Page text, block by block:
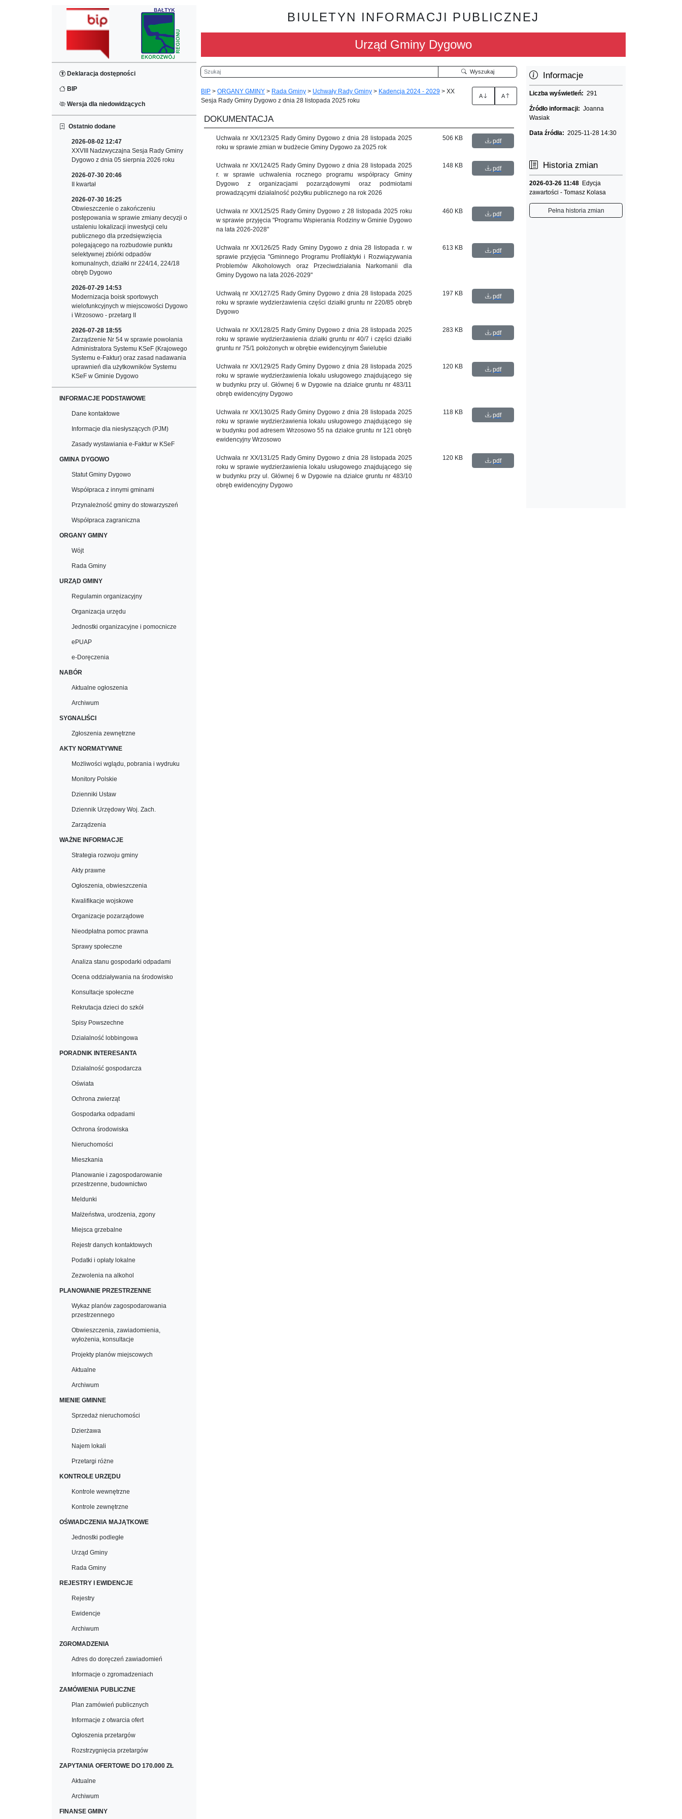
Deklaracja dostępności
BIP
Wersja dla niedowidzących
Ostatnio dodane
2026-08-02 12:47
XXVIII Nadzwyczajna Sesja Rady Gminy
Dygowo z dnia 05 sierpnia 2026 roku
2026-07-30 20:46
II kwartał
2026-07-30 16:25
Obwieszczenie o zakończeniu
postępowania w sprawie zmiany decyzji o
ustaleniu lokalizacji inwestycji celu
publicznego dla przedsięwzięcia
polegającego na rozbudowie punktu
selektywnej zbiórki odpadów
komunalnych, działki nr 224/14, 224/18
obręb Dygowo
2026-07-29 14:53
Modernizacja boisk sportowych
wielofunkcyjnych w miejscowości Dygowo
i Wrzosowo - przetarg II
2026-07-28 18:55
Zarządzenie Nr 54 w sprawie powołania
Administratora Systemu KSeF (Krajowego
Systemu e-Faktur) oraz zasad nadawania
uprawnień dla użytkowników Systemu
KSeF w Gminie Dygowo
INFORMACJE PODSTAWOWE
Dane kontaktowe
Informacje dla niesłyszących (PJM)
Zasady wystawiania e-Faktur w KSeF
GMINA DYGOWO
Statut Gminy Dygowo
Współpraca z innymi gminami
Przynależność gminy do stowarzyszeń
Współpraca zagraniczna
ORGANY GMINY
Wójt
Rada Gminy
URZĄD GMINY
Regulamin organizacyjny
Organizacja urzędu
Jednostki organizacyjne i pomocnicze
ePUAP
e-Doręczenia
NABÓR
Aktualne ogłoszenia
Archiwum
SYGNALIŚCI
Zgłoszenia zewnętrzne
AKTY NORMATYWNE
Możliwości wglądu, pobrania i wydruku
Monitory Polskie
Dzienniki Ustaw
Dziennik Urzędowy Woj. Zach.
Zarządzenia
WAŻNE INFORMACJE
Strategia rozwoju gminy
Akty prawne
Ogłoszenia, obwieszczenia
Kwalifikacje wojskowe
Organizacje pozarządowe
Nieodpłatna pomoc prawna
Sprawy społeczne
Analiza stanu gospodarki odpadami
Ocena oddziaływania na środowisko
Konsultacje społeczne
Rekrutacja dzieci do szkół
Spisy Powszechne
Działalność lobbingowa
PORADNIK INTERESANTA
Działalność gospodarcza
Oświata
Ochrona zwierząt
Gospodarka odpadami
Ochrona środowiska
Nieruchomości
Mieszkania
Planowanie i zagospodarowanie
przestrzenne, budownictwo
Meldunki
Małżeństwa, urodzenia, zgony
Miejsca grzebalne
Rejestr danych kontaktowych
Podatki i opłaty lokalne
Zezwolenia na alkohol
PLANOWANIE PRZESTRZENNE
Wykaz planów zagospodarowania
przestrzennego
Obwieszczenia, zawiadomienia,
wyłożenia, konsultacje
Projekty planów miejscowych
Aktualne
Archiwum
MIENIE GMINNE
Sprzedaż nieruchomości
Dzierżawa
Najem lokali
Przetargi różne
KONTROLE URZĘDU
Kontrole wewnętrzne
Kontrole zewnętrzne
OŚWIADCZENIA MAJĄTKOWE
Jednostki podległe
Urząd Gminy
Rada Gminy
REJESTRY I EWIDENCJE
Rejestry
Ewidencje
Archiwum
ZGROMADZENIA
Adres do doręczeń zawiadomień
Informacje o zgromadzeniach
ZAMÓWIENIA PUBLICZNE
Plan zamówień publicznych
Informacje z otwarcia ofert
Ogłoszenia przetargów
Rozstrzygnięcia przetargów
ZAPYTANIA OFERTOWE DO 170.000 ZŁ
Aktualne
Archiwum
FINANSE GMINY
BIULETYN INFORMACJI PUBLICZNEJ
Urząd Gminy Dygowo
Szukaj Wyszukaj
BIP > ORGANY GMINY > Rada Gminy > Uchwały Rady Gminy > Kadencja 2024 - 2029 > XX
Sesja Rady Gminy Dygowo z dnia 28 listopada 2025 roku
A A
DOKUMENTACJA
Uchwała nr XX/123/25 Rady Gminy Dygowo z dnia 28 listopada 2025
roku w sprawie zmian w budżecie Gminy Dygowo za 2025 rok
506 KB pdf
Uchwała nr XX/124/25 Rady Gminy Dygowo z dnia 28 listopada 2025
r. w sprawie uchwalenia rocznego programu współpracy Gminy
Dygowo z organizacjami pozarządowymi oraz podmiotami
prowadzącymi działalność pożytku publicznego na rok 2026
148 KB pdf
Uchwała nr XX/125/25 Rady Gminy Dygowo z 28 listopada 2025 roku
w sprawie przyjęcia "Programu Wspierania Rodziny w Gminie Dygowo
na lata 2026-2028"
460 KB pdf
Uchwała nr XX/126/25 Rady Gminy Dygowo z dnia 28 listopada r. w
sprawie przyjęcia "Gminnego Programu Profilaktyki i Rozwiązywania
Problemów Alkoholowych oraz Przeciwdziałania Narkomanii dla
Gminy Dygowo na lata 2026-2029"
613 KB pdf
Uchwałą nr XX/127/25 Rady Gminy Dygowo z dnia 28 listopada 2025
roku w sprawie wydzierżawienia części działki gruntu nr 220/85 obręb
Dygowo
197 KB pdf
Uchwała nr XX/128/25 Rady Gminy Dygowo z dnia 28 listopada 2025
roku w sprawie wydzierżawienia działki gruntu nr 40/7 i części działki
gruntu nr 75/1 położonych w obrębie ewidencyjnym Świelubie
283 KB pdf
Uchwała nr XX/129/25 Rady Gminy Dygowo z dnia 28 listopada 2025
roku w sprawie wydzierżawienia lokalu usługowego znajdującego się
w budynku przy ul. Głównej 6 w Dygowie na działce gruntu nr 483/11
obręb ewidencyjny Dygowo
120 KB pdf
Uchwała nr XX/130/25 Rady Gminy Dygowo z dnia 28 listopada 2025
roku w sprawie wydzierżawienia lokalu usługowego znajdującego się
w budynku pod adresem Wrzosowo 55 na działce gruntu nr 121 obręb
ewidencyjny Wrzosowo
118 KB pdf
Uchwała nr XX/131/25 Rady Gminy Dygowo z dnia 28 listopada 2025
roku w sprawie wydzierżawienia lokalu usługowego znajdującego się
w budynku przy ul. Głównej 6 w Dygowie na działce gruntu nr 483/10
obręb ewidencyjny Dygowo
120 KB pdf
Informacje
Liczba wyświetleń:291
Źródło informacji:Joanna
Wasiak
Data źródła:2025-11-28 14:30
Historia zmian
2026-03-26 11:48 Edycja
zawartości - Tomasz Kolasa
Pełna historia zmian